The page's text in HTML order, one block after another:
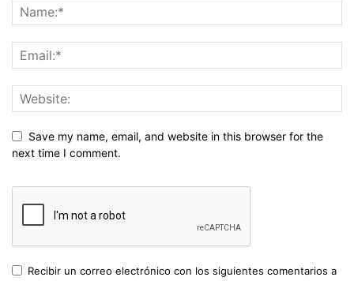
Save my name, email, and website in this browser for the
next time I comment.
Recibir un correo electrónico con los siguientes comentarios a